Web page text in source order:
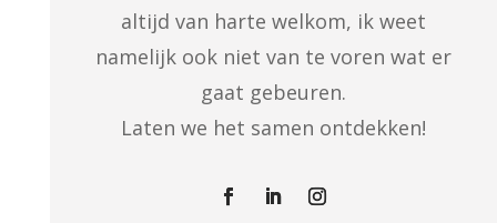
altijd van harte welkom, ik weet
namelijk ook niet van te voren wat er
gaat gebeuren.
Laten we het samen ontdekken!